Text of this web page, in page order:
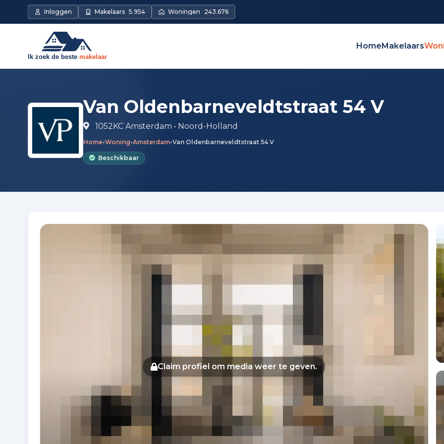
Direct naar de inhoud
Inloggen Makelaars 5.954 Woningen 243.676
HomeMakelaars
Van Oldenbarneveldtstraat 54 V
1052KC Amsterdam • Noord-Holland
Home•Woning•Amsterdam•Van Oldenbarneveldtstraat 54 V
Beschikbaar
Fotogalerij
Claim profiel om media weer te geven.